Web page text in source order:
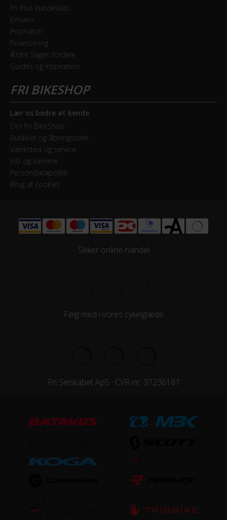
Fri Plus kundeklub
Erhverv
Prismatch
Finansiering
Ældre Sagen fordele
Guides og inspiration
Lær os bedre at kende
Om Fri BikeShop
Butikker og åbningstider
Værksted og service
Job og karriere
Persondatapolitik
Brug af cookies
Sikker online-handel
Følg med i vores cykelglæde
Fri Selskabet ApS · CVR-nr. 37236187